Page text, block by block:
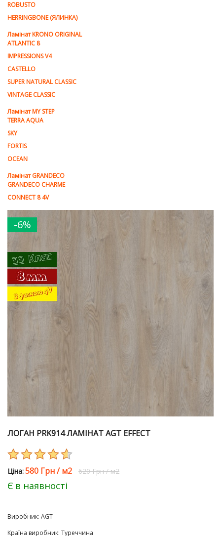
ROBUSTO
HERRINGBONE (ЯЛИНКА)
Ламiнат KRONO ORIGINAL
ATLANTIC 8
IMPRESSIONS V4
CASTELLO
SUPER NATURAL CLASSIC
VINTAGE CLASSIC
Ламінат MY STEP
TERRA AQUA
SKY
FORTIS
OCEAN
Ламінат GRANDECO
GRANDECO CHARME
CONNECT 8 4V
-6%
ЛОГАН PRK914 ЛАМІНАТ AGT EFFECT
Цiна:580 Грн/м2 620 Грн /м2
Є в наявності
Виробник: AGT
Країна виробник: Туреччина